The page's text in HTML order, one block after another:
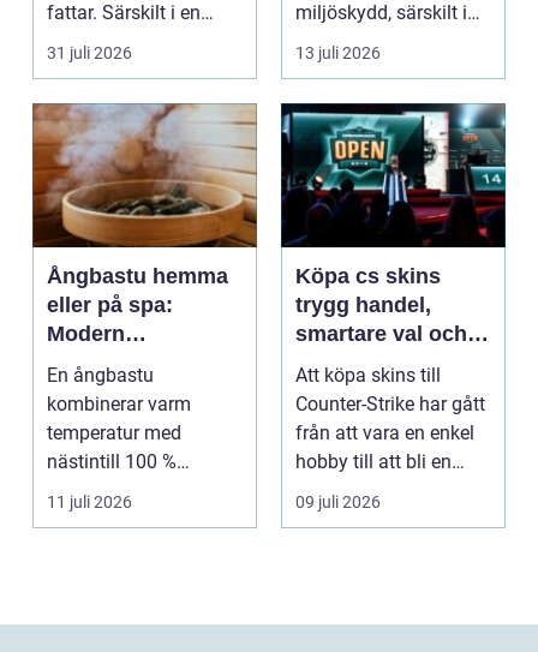
fattar. Särskilt i en
företagsintensi...
31 juli 2026
miljöskydd, särskilt i
verksamheter som i...
13 juli 2026
Ångbastu hemma
eller på spa:
Modern
återhämtning med
uråldrig logik
En ångbastu
kombinerar varm
temperatur med
nästintill 100 %
luftfuktighet för att
sk...
11 juli 2026
Köpa cs skins
trygg handel,
smartare val och
bättre affärer
Att köpa skins till
Counter-Strike har gått
från att vara en enkel
hobby till att bli en
egen liten ...
09 juli 2026